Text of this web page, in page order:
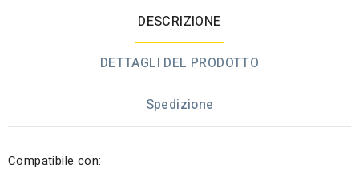
DESCRIZIONE
DETTAGLI DEL PRODOTTO
Spedizione
Compatibile con: